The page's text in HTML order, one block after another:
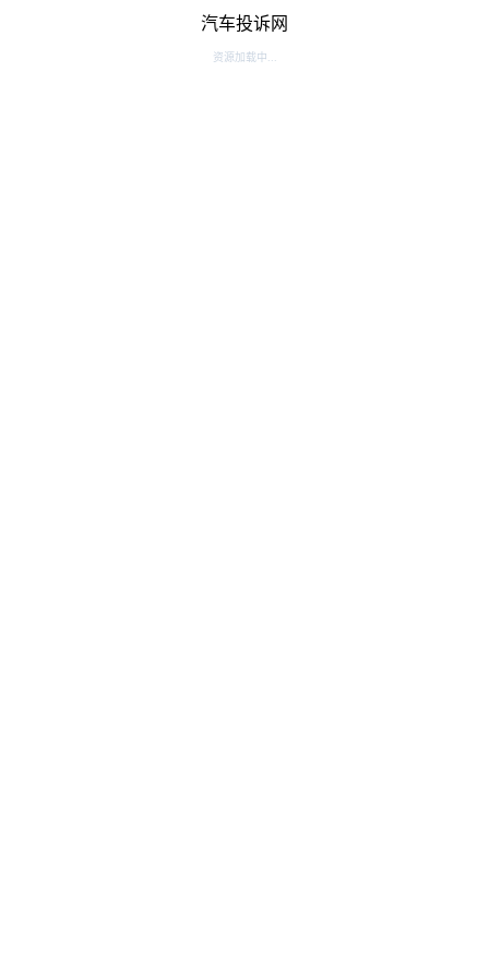
汽车投诉网
资源加载中...